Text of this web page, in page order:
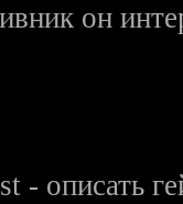
он
- описать